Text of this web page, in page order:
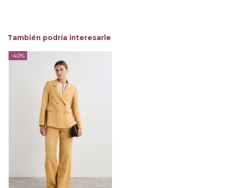
También podría interesarle
-40%